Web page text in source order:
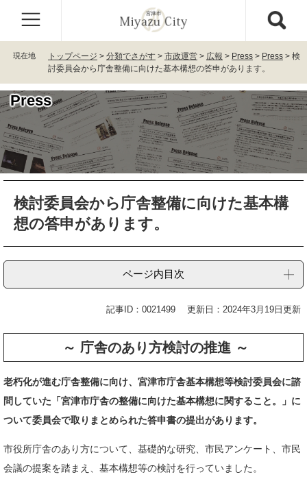
で
す
。
ば
し
て
本
文
へ
現在地 トップページ > 分類でさがす > 市政運営 > 広報 > Press > Press > 検
討委員会から庁舎整備に向けた基本構想の答申があります。
Press
検討委員会から庁舎整備に向けた基本構
想の答申があります。
ページ内目次
記事ID：0021499 更新日：2024年3月19日更新
～ 庁舎のあり方検討の推進 ～
老朽化が進む庁舎整備に向け、宮津市庁舎基本構想等検討委員会に諮
問していた「宮津市庁舎の整備に向けた基本構想に関すること。」に
ついて委員会で取りまとめられた答申書の提出があります。
市役所庁舎のあり方について、基礎的な研究、市民アンケート、市民
会議の提案を踏まえ、基本構想等の検討を行っていました。